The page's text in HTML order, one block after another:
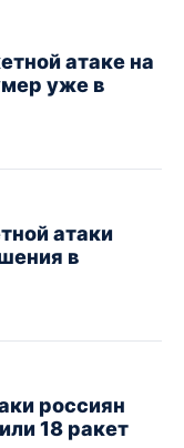
атаке на
уже в
атаки
в
россиян
18 ракет